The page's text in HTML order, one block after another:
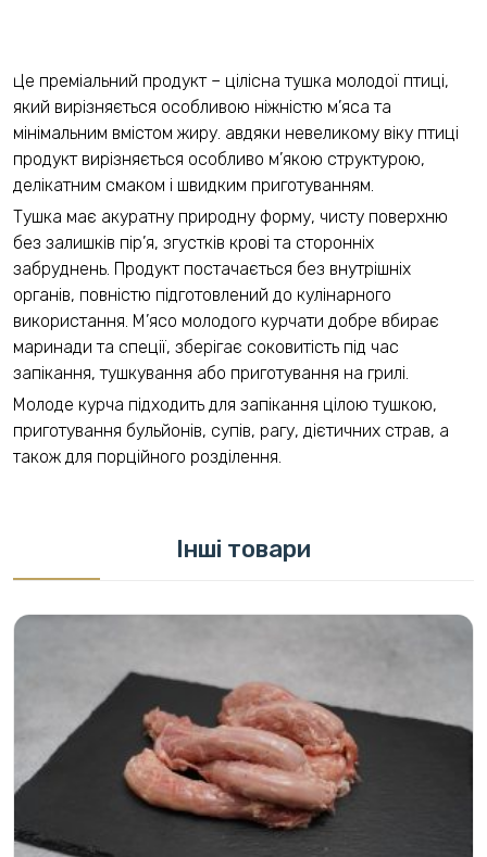
Це преміальний продукт – цілісна тушка молодої птиці,
який вирізняється особливою ніжністю м’яса та
мінімальним вмістом жиру. авдяки невеликому віку птиці
продукт вирізняється особливо м’якою структурою,
делікатним смаком і швидким приготуванням.
Тушка має акуратну природну форму, чисту поверхню
без залишків пір’я, згустків крові та сторонніх
забруднень. Продукт постачається без внутрішніх
органів, повністю підготовлений до кулінарного
використання. М’ясо молодого курчати добре вбирає
маринади та спеції, зберігає соковитість під час
запікання, тушкування або приготування на грилі.
Молоде курча підходить для запікання цілою тушкою,
приготування бульйонів, супів, рагу, дієтичних страв, а
також для порційного розділення.
Інші товари